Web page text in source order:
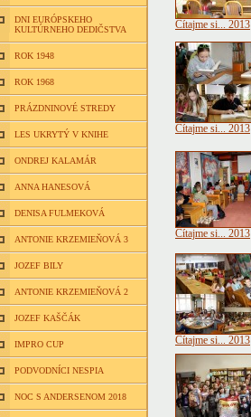
DNI EURÓPSKEHO
KULTÚRNEHO DEDIČSTVA
ROK 1948
ROK 1968
PRÁZDNINOVÉ STREDY
LES UKRYTÝ V KNIHE
ONDREJ KALAMÁR
ANNA HANESOVÁ
DENISA FULMEKOVÁ
ANTONIE KRZEMIEŇOVÁ 3
JOZEF BILY
ANTONIE KRZEMIEŇOVÁ 2
JOZEF KAŠČÁK
IMPRO CUP
PODVODNÍCI NESPIA
NOC S ANDERSENOM 2018
Čítajme si... 2013
Čítajme si... 2013
Čítajme si... 2013
Čítajme si... 2013